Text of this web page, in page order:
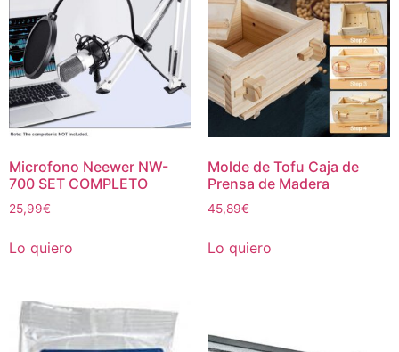
Microfono Neewer NW-
700 SET COMPLETO
25,99€
Lo quiero
Molde de Tofu Caja de
Prensa de Madera
45,89€
Lo quiero